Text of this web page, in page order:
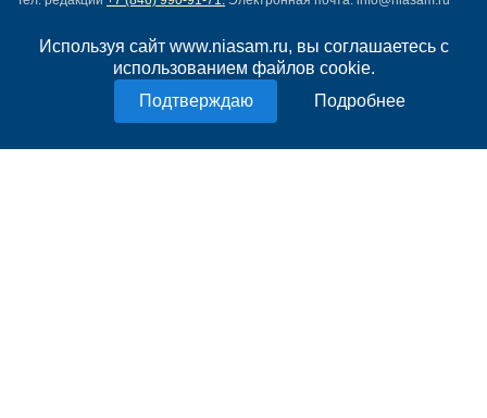
Используя сайт www.niasam.ru, вы соглашаетесь с
использованием файлов cookie.
Подробнее
Карта сайта
Нашли ошибку?
Политика конфиденциальности
Согласие на обработку персональных данных